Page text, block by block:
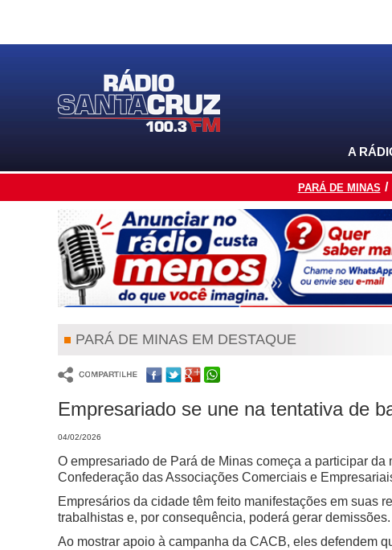
A
PARÁ DE MINAS
PARÁ DE MINAS EM DESTAQUE
Empresariado se une na tentativa de
04/02/2026
O empresariado de Pará de Minas começa a participar
Confederação das Associações Comerciais e
Empresários da cidade têm feito manifestações em suas
trabalhistas e, por consequência, poderá gerar demissões.
Ao mostrar apoio à campanha da CACB, eles defendem